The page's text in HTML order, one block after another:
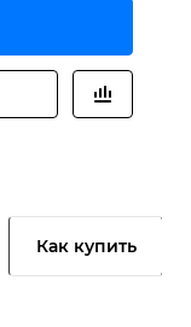
Как купить